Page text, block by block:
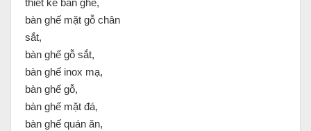
thiết kế bàn ghế,
bàn ghế mặt gỗ chân
sắt,
bàn ghế gỗ sắt,
bàn ghế inox mạ,
bàn ghế gỗ,
bàn ghế mặt đá,
bàn ghế quán ăn,